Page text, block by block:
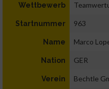
Wettbewerb
Startnummer 963
Name Marco
Nation GER
Verein Bechtle